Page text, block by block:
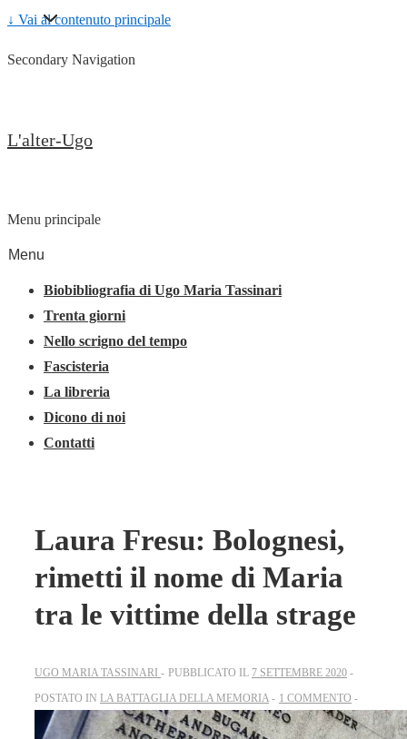
↓ Vai al contenuto principale
Secondary Navigation
L'alter-Ugo
Menu principale
Menu
Biobibliografia di Ugo Maria Tassinari
Trenta giorni
Nello scrigno del tempo
Fascisteria
La libreria
Dicono di noi
Contatti
Laura Fresu: Bolognesi,
rimetti il nome di Maria
tra le vittime della strage
UGO MARIA TASSINARI PUBBLICATO IL 7 SETTEMBRE 2020
POSTATO IN LA BATTAGLIA DELLA MEMORIA 1 COMMENTO